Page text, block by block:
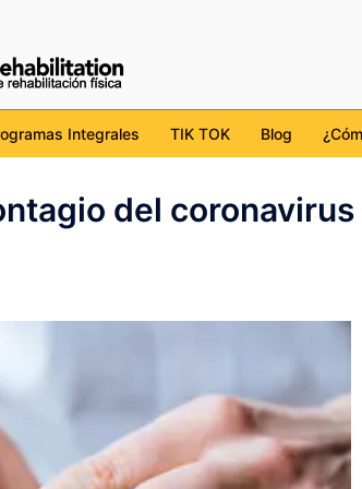
Integrales TIK TOK Blog
del coronavirus